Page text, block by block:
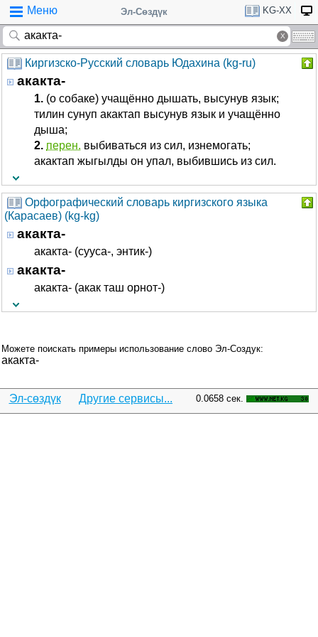
Меню Эл-Сөздүк KG-XX
Киргизско-Русский словарь Юдахина (kg-ru)
акакта-
1. (о собаке) учащённо дышать, высунув язык;
тилин сунуп акактап высунув язык и учащённо
дыша;
2. перен. выбиваться из сил, изнемогать;
акактап жыгылды он упал, выбившись из сил.
Орфографический словарь киргизского языка
(Карасаев) (kg-kg)
акакта-
акакта- (сууса-, энтик-)
акакта-
акакта- (акак таш орнот-)
Можете поискать примеры использование слово Эл-Создук:
акакта-
Эл-сөздүк Другие сервисы... 0.0658 сек.